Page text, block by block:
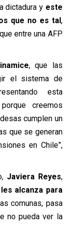
dictadura y este
que no es tal,
entre una AFP
, que las
el sistema de
esta
creemos
cumplen un
que se generan
en Chile”,
Javiera Reyes,
alcanza para
comunas, pasa
no pueda ver la